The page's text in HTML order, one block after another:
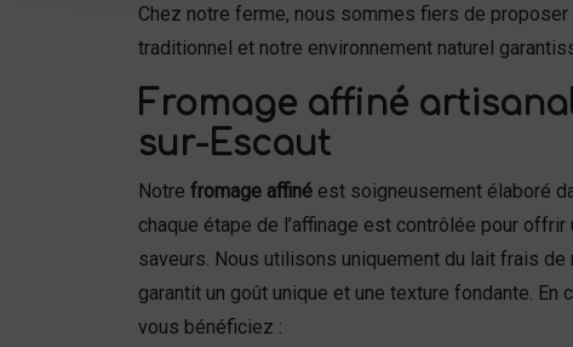
Chez notre ferme, nous sommes fiers de proposer
traditionnel et notre environnement naturel
Fromage affiné
sur-Escaut
Notre fromage affiné est soigneusement élaboré
chaque étape de l’affinage est contrôlée pour offrir
saveurs. Nous utilisons uniquement du lait frais de
garantit un goût unique et une texture fondante. En
vous bénéficiez :